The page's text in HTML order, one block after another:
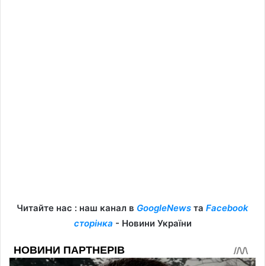
Читайте нас : наш канал в GoogleNews та Facebook
сторінка - Новини України